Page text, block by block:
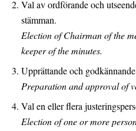
Val av ordförande och
stämman.
Election of Chairman of the
keeper of the minutes.
Upprättande och
Preparation and approval of
Val en eller flera
Election of one or more